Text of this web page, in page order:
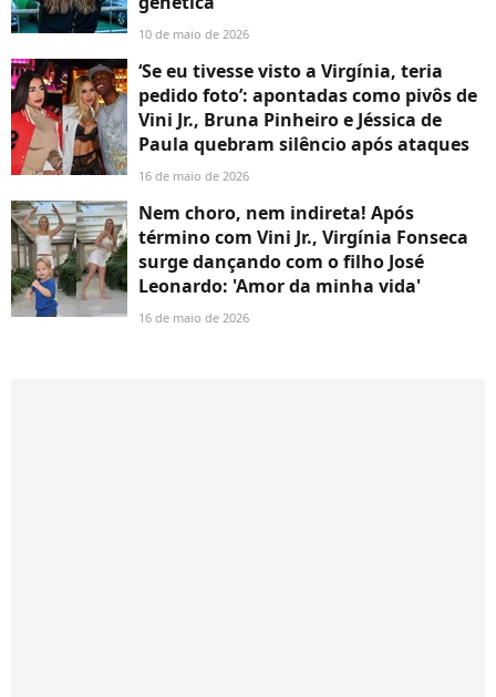
10 de maio de 2026
‘Se eu tivesse visto a Virgínia, teria
pedido foto’: apontadas como pivôs de
Vini Jr., Bruna Pinheiro e Jéssica de
Paula quebram silêncio após ataques
16 de maio de 2026
Nem choro, nem indireta! Após
término com Vini Jr., Virgínia Fonseca
surge dançando com o filho José
Leonardo: 'Amor da minha vida'
16 de maio de 2026